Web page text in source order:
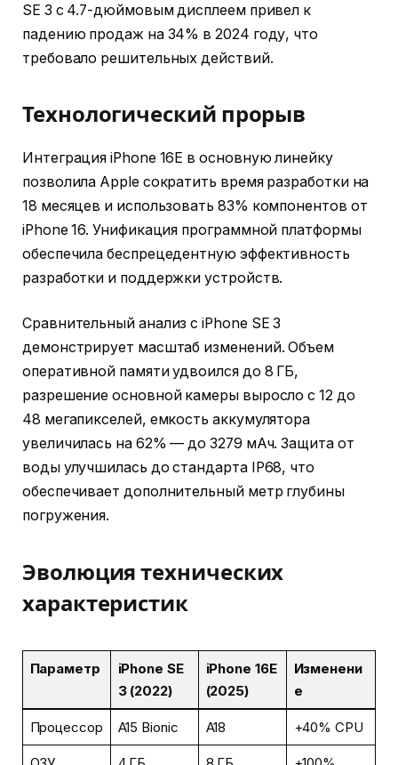
SE 3 с 4.7-дюймовым дисплеем привел к
падению продаж на 34% в 2024 году, что
требовало решительных действий.
Технологический прорыв
Интеграция iPhone 16E в основную линейку
позволила Apple сократить время разработки на
18 месяцев и использовать 83% компонентов от
iPhone 16. Унификация программной платформы
обеспечила беспрецедентную эффективность
разработки и поддержки устройств.
Сравнительный анализ с iPhone SE 3
демонстрирует масштаб изменений. Объем
оперативной памяти удвоился до 8 ГБ,
разрешение основной камеры выросло с 12 до
48 мегапикселей, емкость аккумулятора
увеличилась на 62% — до 3279 мАч. Защита от
воды улучшилась до стандарта IP68, что
обеспечивает дополнительный метр глубины
погружения.
Эволюция технических
характеристик
Параметр
iPhone SE
3 (2022)
iPhone 16E
(2025)
Изменени
е
Процессор A15 Bionic A18 +40% CPU